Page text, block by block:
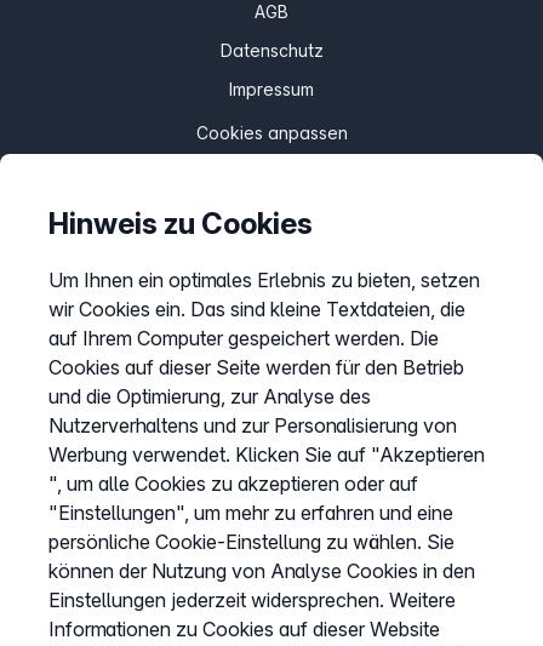
AGB
Datenschutz
Impressum
Cookies anpassen
Service
Hilfecenter
Webinare
Wissen & Ratgeber
Bandbreitengarantie
Verfügbarkeit prüfen
Barriere melden
Kündigung
Kundenportal Login
Vertrag widerrufen
Hinweis zu Cookies
Um Ihnen ein optimales Erlebnis zu bieten, setzen
wir Cookies ein. Das sind kleine Textdateien, die
auf Ihrem Computer gespeichert werden. Die
Cookies auf dieser Seite werden für den Betrieb
und die Optimierung, zur Analyse des
Nutzerverhaltens und zur Personalisierung von
Werbung verwendet. Klicken Sie auf "Akzeptieren
", um alle Cookies zu akzeptieren oder auf
"Einstellungen", um mehr zu erfahren und eine
persönliche Cookie-Einstellung zu wählen. Sie
können der Nutzung von Analyse Cookies in den
Einstellungen jederzeit widersprechen. Weitere
Informationen zu Cookies auf dieser Website